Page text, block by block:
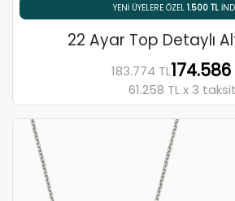
% 5 HAVALE / EFT İNDIRIMI
22 Ayar Top Detaylı
183.774 TL174.586
61.258 TL x 3 taksit